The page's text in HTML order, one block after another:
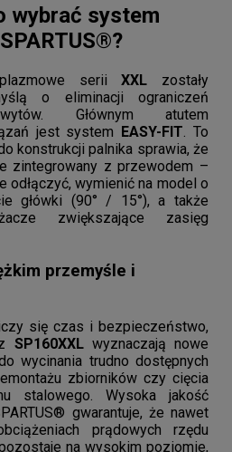
w zasięgu
Ekstremalne
pozwalają na zachowanie
od strefy cięcia.
FIT:Nowoczesne przyłącze
korpusu palnika w
cyklach pracy.
elektroniki.
wybrać system
plazmowe seriiXXL zostały
o eliminacji ograniczeń
Głównym atutem
jest system
EASY-FIT. To
konstrukcji palnika sprawia, że
zintegrowany z przewodem –
odłączyć, wymienić na model o
główki (90° / 15°), a także
zwiększające zasięg
przemyśle i
się czas i bezpieczeństwo,
SP160XXLwyznaczają nowe
wycinania trudno dostępnych
zbiorników czy cięcia
stalowego. Wysoka jakość
gwarantuje, że nawet
prądowych rzędu
na wysokim poziomie,